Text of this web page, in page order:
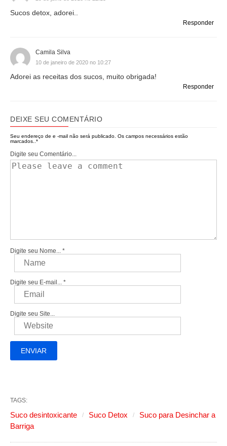
Sucos detox, adorei..
Responder
Camila Silva
10 de janeiro de 2020 no 10:27
Adorei as receitas dos sucos, muito obrigada!
Responder
DEIXE SEU COMENTÁRIO
Seu endereço de e -mail não será publicado. Os campos necessários estão
marcados.. *
Digite seu Comentário...
Digite seu Nome... *
Digite seu E-mail... *
Digite seu Site...
TAGS:
Suco desintoxicante Suco Detox
Suco para Desinchar a
Barriga